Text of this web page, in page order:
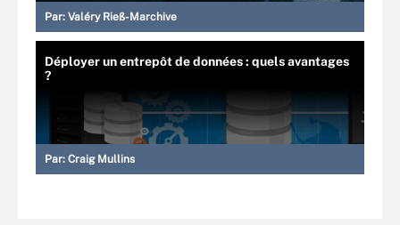
Par: Valéry Rieß-Marchive
Déployer un entrepôt de données : quels avantages
?
Par: Craig Mullins